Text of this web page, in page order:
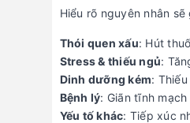
Hiểu rõ nguyên nhân
Thói quen xấu: Hút
Stress & thiếu ngủ:
Dinh dưỡng kém:
Bệnh lý: Giãn tĩnh
Yếu tố khác: Tiếp xúc